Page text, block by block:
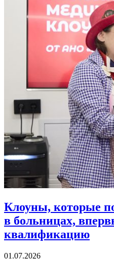
Клоуны, которые
в больницах,
квалификацию
01.07.2026